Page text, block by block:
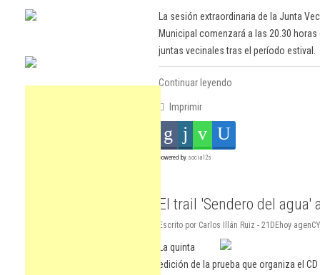
La sesión extraordinaria de la Junta
Municipal comenzará a las 20.30
juntas vecinales tras el período estival.
Continuar leyendo
Imprimir
powered by social2s
El trail 'Sendero del agua'
Escrito por Carlos Illán Ruiz - 21DEhoy
La quinta
edición de la prueba que organiza el